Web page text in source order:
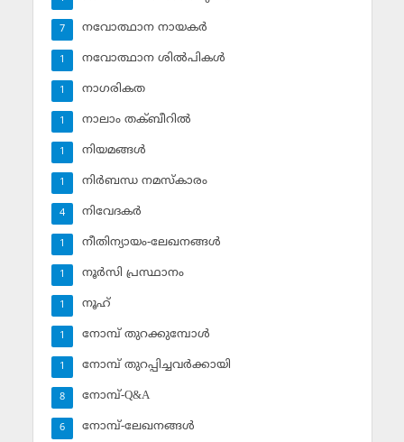
നവോത്ഥാന നായകര്‍
7
നവോത്ഥാന ശില്‍പികള്‍
1
നാഗരികത
1
നാലാം തക്ബീറില്‍
1
നിയമങ്ങള്‍
1
നിര്‍ബന്ധ നമസ്‌കാരം
1
നിവേദകര്‍
4
നീതിന്യായം-ലേഖനങ്ങള്‍
1
നൂര്‍സി പ്രസ്ഥാനം
1
നൂഹ്‌
1
നോമ്പ് തുറക്കുമ്പോള്‍
1
നോമ്പ് തുറപ്പിച്ചവര്‍ക്കായി
1
നോമ്പ്-Q&A
8
നോമ്പ്-ലേഖനങ്ങള്‍
6